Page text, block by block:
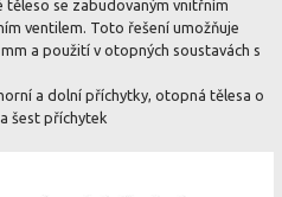
těleso se zabudovaným vnitřním
ventilem. Toto řešení umožňuje
a použití v otopných soustavách s
a dolní příchytky, otopná tělesa o
šest příchytek